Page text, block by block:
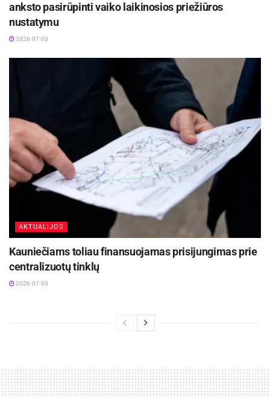
anksto pasirūpinti vaiko laikinosios priežiūros
nustatymu
2026-07-03
AKTUALIJOS
Kauniečiams toliau finansuojamas prisijungimas prie
centralizuotų tinklų
2026-07-03